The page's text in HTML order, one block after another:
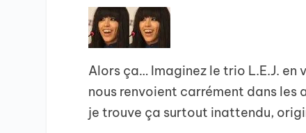
Alors ça… Imaginez le trio L.E.J. en
nous renvoient carrément dans les
je trouve ça surtout inattendu,